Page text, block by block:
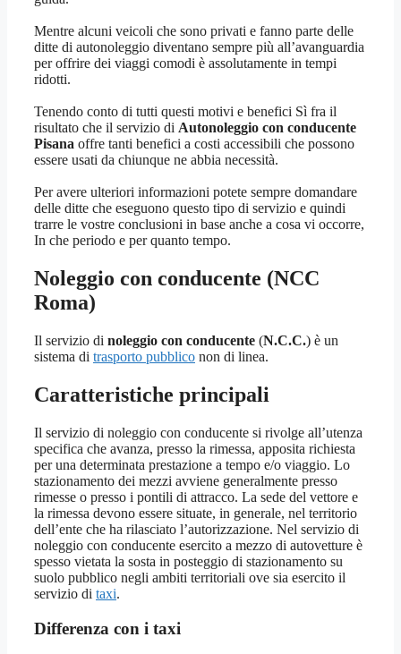
Mentre alcuni veicoli che sono privati e fanno parte delle
ditte di autonoleggio diventano sempre più all’avanguardia
per offrire dei viaggi comodi è assolutamente in tempi
ridotti.
Tenendo conto di tutti questi motivi e benefici Sì fra il
risultato che il servizio di Autonoleggio con conducente
Pisana offre tanti benefici a costi accessibili che possono
essere usati da chiunque ne abbia necessità.
Per avere ulteriori informazioni potete sempre domandare
delle ditte che eseguono questo tipo di servizio e quindi
trarre le vostre conclusioni in base anche a cosa vi occorre,
In che periodo e per quanto tempo.
Noleggio con conducente (NCC
Roma)
Il servizio di noleggio con conducente (N.C.C.) è un
sistema di trasporto pubblico non di linea.
Caratteristiche principali
Il servizio di noleggio con conducente si rivolge all’utenza
specifica che avanza, presso la rimessa, apposita richiesta
per una determinata prestazione a tempo e/o viaggio. Lo
stazionamento dei mezzi avviene generalmente presso
rimesse o presso i pontili di attracco. La sede del vettore e
la rimessa devono essere situate, in generale, nel territorio
dell’ente che ha rilasciato l’autorizzazione. Nel servizio di
noleggio con conducente esercito a mezzo di autovetture è
spesso vietata la sosta in posteggio di stazionamento su
suolo pubblico negli ambiti territoriali ove sia esercito il
servizio di taxi.
Differenza con i taxi